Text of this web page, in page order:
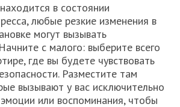
в состоянии
любые резкие изменения в
могут вызывать
с малого: выберите всего
где вы будете чувствовать
Разместите там
вызывают у вас исключительно
или воспоминания, чтобы